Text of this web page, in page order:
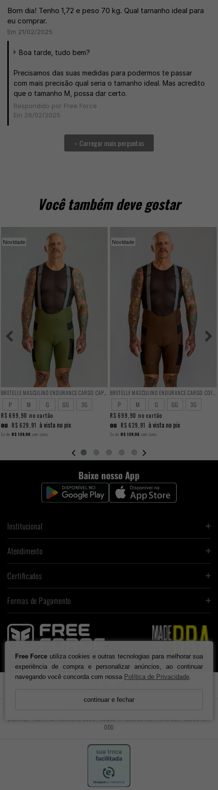
Free Force utiliza cookies e outras tecnologias para melhorar sua
experiência de compra e personalizar anúncios, ao continuar
navegando você concorda com nossa Política de Privacidade
continuar e fechar
Bom dia! Tenho 1,72 e peso 70 kg. Qual tamanho ideal para
eu comprar.
Em 21/02/2025
Boa tarde, tudo bem?
Precisamos das suas medidas para podermos te passar
com mais precisão qual seria o tamanho ideal. Mas acredito
que o tamanho M, possa dar certo.
Respondido por Free Force
Em 26/02/2025
+ Carregar mais perguntas
Você também deve gostar
Novidade
P M G GG 3G
R$ 699,90 no cartão
ou R$ 629,91 à vista no pix
5x de R$ 139,98 sem juros
Novidade
P M G GG 3G
R$ 699,90 no cartão
ou R$ 629,91 à vista no pix
5x de R$ 139,98 sem juros
Baixe nosso App
Institucional
Atendimento
Certificados
Formas de Pagamento
000